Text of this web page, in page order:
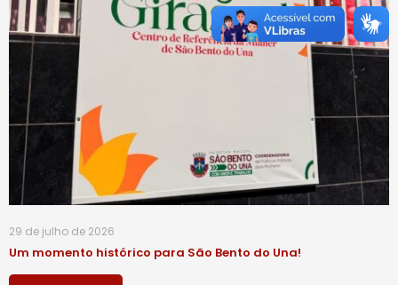
29 de julho de 2026
Um momento histórico para São Bento do Una!